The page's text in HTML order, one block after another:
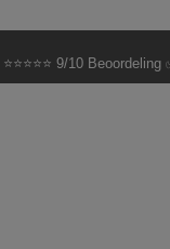
⭐⭐⭐⭐⭐ 9/10